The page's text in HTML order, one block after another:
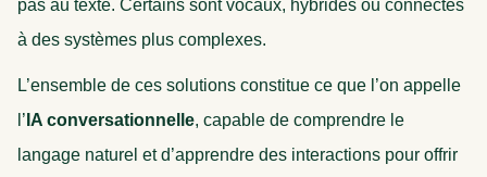
pas au texte. Certains sont vocaux, hybrides ou connectés
à des systèmes plus complexes.
L’ensemble de ces solutions constitue ce que l’on appelle
l’ IA conversationnelle, capable de comprendre le
langage naturel et d’apprendre des interactions pour offrir